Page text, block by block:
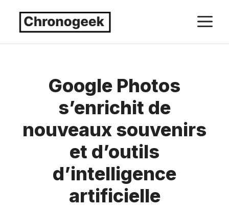
Google Photos
s’enrichit de
nouveaux souvenirs
et d’outils
d’intelligence
artificielle